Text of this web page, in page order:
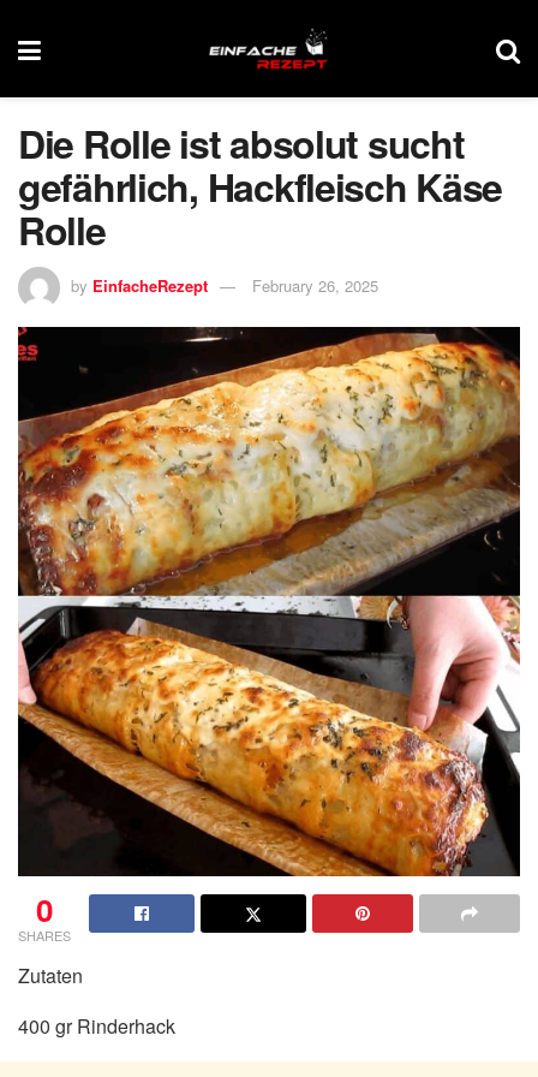
Die Rolle ist absolut sucht
gefährlich, Hackfleisch Käse
Rolle
by EinfacheRezept February 26, 2025
0
SHARES
Zutaten
400 gr Rinderhack